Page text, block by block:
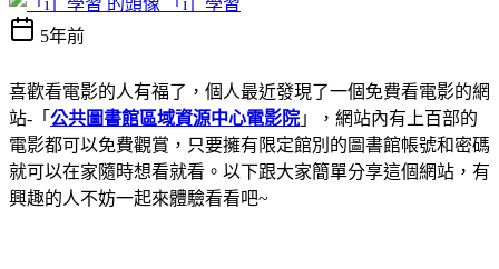
5年前
喜歡看電影的人有福了，個人最近發現了一個免費看電影的網
站-「 公共圖書館區域資源中心電影院 」，網站內有上百部的
電影都可以免費觀賞，只要擁有限定館別的圖書館帳號和密碼
就可以在家隨時想看就看。以下跟大家簡單分享這個網站，有
興趣的人不妨一起來體驗看看吧~